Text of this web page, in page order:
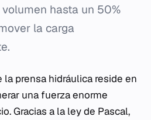
hasta un 50%
la carga
la prensa hidráulica reside en
una fuerza enorme
Gracias a la ley de Pascal,